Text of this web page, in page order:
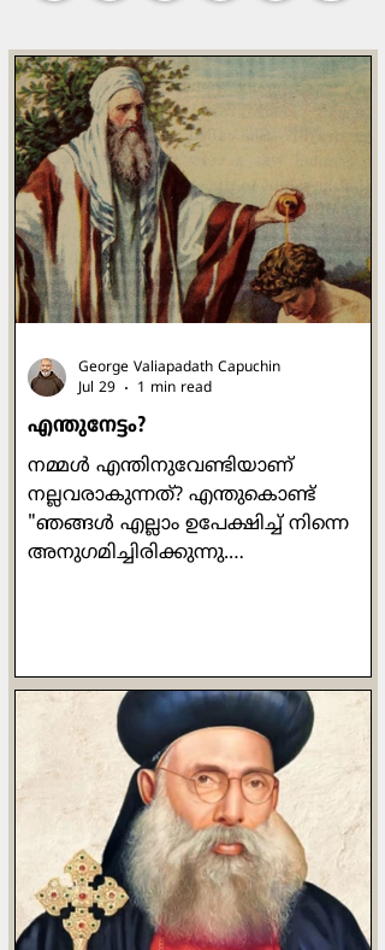
എന്തുനേട്ടം?
നമ്മൾ എന്തിനുവേണ്ടിയാണ്
നല്ലവരാകുന്നത്? എന്തുകൊണ്ട്
"ഞങ്ങൾ എല്ലാം ഉപേക്ഷിച്ച് നിന്നെ
അനുഗമിച്ചിരിക്കുന്നു.
പ്രബോധനങ്ങൾ ഒരിക്കലും പ്രതിഫലം
വാഗ്ദാനം ചെയ്തുകൊണ്ടുള്ളവ
ആയിരുന്നില്ല. പ്രാർത്ഥിക്കുമ്പോഴോ
ഉപവസിക്കുമ്പോഴോ ദാനധർമ്മം
ചെയ്യുമ്പോഴോ മനുഷ്യരെ കാണിച്ച്
ചെയ്യരുതെന്നും രഹസ്യത്തിൽ ദൈവം
മാത്രമേ അവ കണ്ടുകൂടൂ എന്നും
പറയുന്നുണ്ട് അവിടന്ന്. ചുരുക്കത്തിൽ
ഓരോന്നും അതതിനു
George Valiapadath Capuchin
Jul 29
1 min read